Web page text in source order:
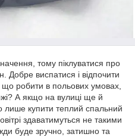
тому піклуватися про
Добре виспатися і відпочити
що робити в польових умовах,
А якщо на вулиці ще й
лише купити теплий спальний
здаватимуться не такими
буде зручно, затишно та